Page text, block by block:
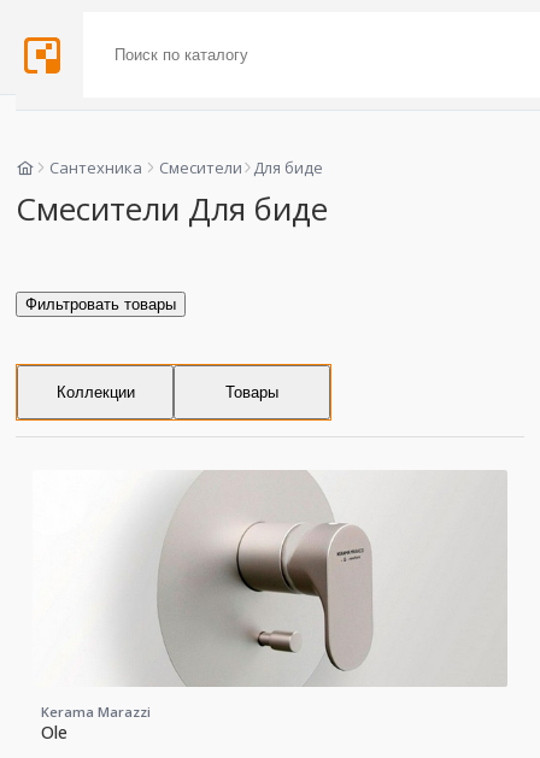
Сантехника Смесители Для биде
Смесители Для биде
Фильтровать товары
Коллекции Товары
Kerama Marazzi
Ole